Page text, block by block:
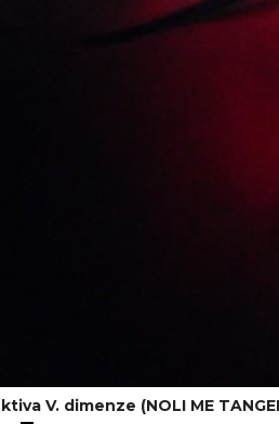
V. dimenze (NOLI ME